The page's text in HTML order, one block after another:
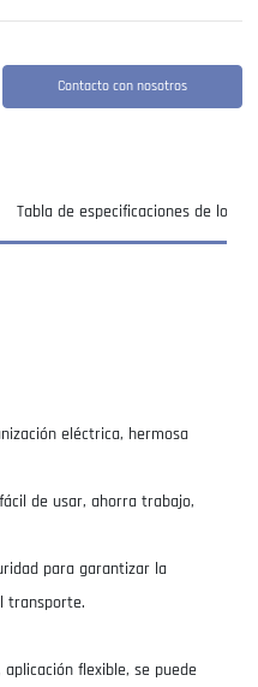
Contacto con nosotros
Tabla de especificaciones de los
eléctrica, hermosa
de usar, ahorra trabajo,
para garantizar la
transporte.
flexible, se puede